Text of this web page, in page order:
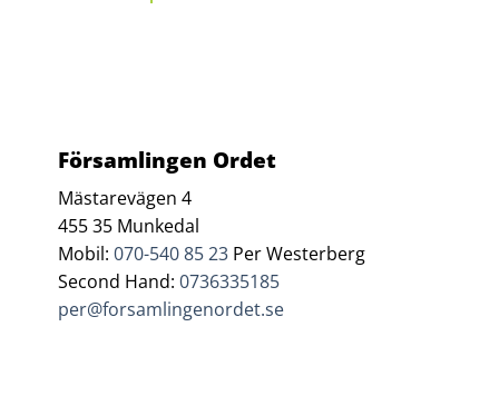
Församlingen Ordet
Mästarevägen 4
455 35 Munkedal
Mobil:070-540 85 23 Per Westerberg
Second Hand:0736335185
per@forsamlingenordet.se